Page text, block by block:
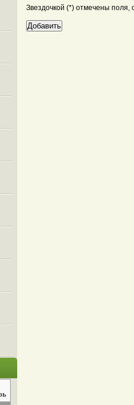
Звездочкой (*) отмечены